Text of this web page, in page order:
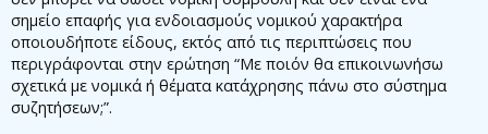
σημείο επαφής για ενδοιασμούς νομικού χαρακτήρα
οποιουδήποτε είδους, εκτός από τις περιπτώσεις που
περιγράφονται στην ερώτηση “Με ποιόν θα επικοινωνήσω
σχετικά με νομικά ή θέματα κατάχρησης πάνω στο σύστημα
συζητήσεων;”.